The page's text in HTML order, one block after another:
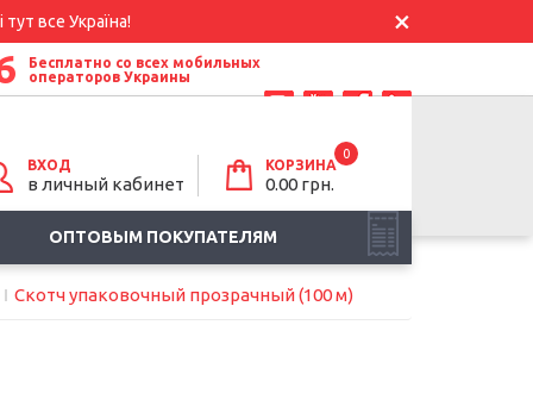
все Україна!
Бесплатно со всех мобильных
операторов Украины
ВХОД
в личный кабинет
КОРЗИНА
0
0.00 грн.
ОПТОВЫМ ПОКУПАТЕЛЯМ
Скотч упаковочный прозрачный (100 м)